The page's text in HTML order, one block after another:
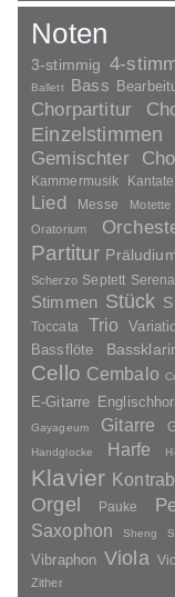
Noten
3-stimmig 4-
Ballett Bass
Chorpartitur
Einzelstimmen
Gemischter
Kammermusik Kantate
Lied Messe Motette
Oratorium
Partitur
Scherzo Septett
Stimmen Stück
Toccata Trio
Bassflöte
Cello Cembalo
E-Gitarre
Gayageum
Gitarre
Handglocke
Harfe
Klavier
Orgel Pauke
Saxophon Sheng
Vibraphon Viola
Zither